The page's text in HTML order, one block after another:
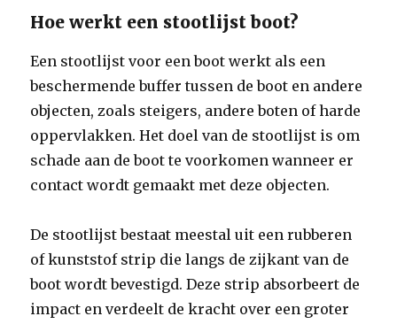
Hoe werkt een stootlijst boot?
Een stootlijst voor een boot werkt als een
beschermende buffer tussen de boot en andere
objecten, zoals steigers, andere boten of harde
oppervlakken. Het doel van de stootlijst is om
schade aan de boot te voorkomen wanneer er
contact wordt gemaakt met deze objecten.
De stootlijst bestaat meestal uit een rubberen
of kunststof strip die langs de zijkant van de
boot wordt bevestigd. Deze strip absorbeert de
impact en verdeelt de kracht over een groter